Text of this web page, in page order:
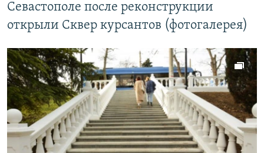
Севастополе после реконструкции
открыли Сквер курсантов (фотогалерея)